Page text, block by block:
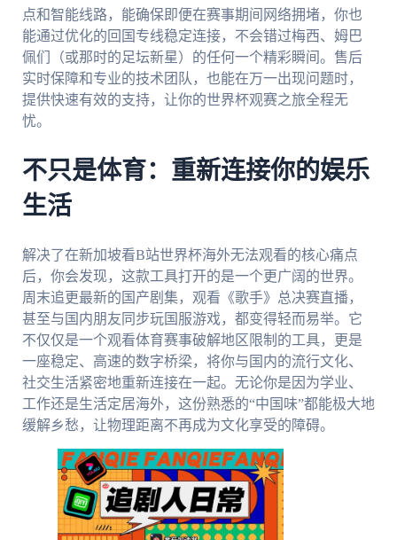
点和智能线路，能确保即便在赛事期间网络拥堵，你也
能通过优化的回国专线稳定连接，不会错过梅西、姆巴
佩们（或那时的足坛新星）的任何一个精彩瞬间。售后
实时保障和专业的技术团队，也能在万一出现问题时，
提供快速有效的支持，让你的世界杯观赛之旅全程无
忧。
不只是体育：重新连接你的娱乐
生活
解决了在新加坡看B站世界杯海外无法观看的核心痛点
后，你会发现，这款工具打开的是一个更广阔的世界。
周末追更最新的国产剧集，观看《歌手》总决赛直播，
甚至与国内朋友同步玩国服游戏，都变得轻而易举。它
不仅仅是一个观看体育赛事破解地区限制的工具，更是
一座稳定、高速的数字桥梁，将你与国内的流行文化、
社交生活紧密地重新连接在一起。无论你是因为学业、
工作还是生活定居海外，这份熟悉的“中国味”都能极大地
缓解乡愁，让物理距离不再成为文化享受的障碍。